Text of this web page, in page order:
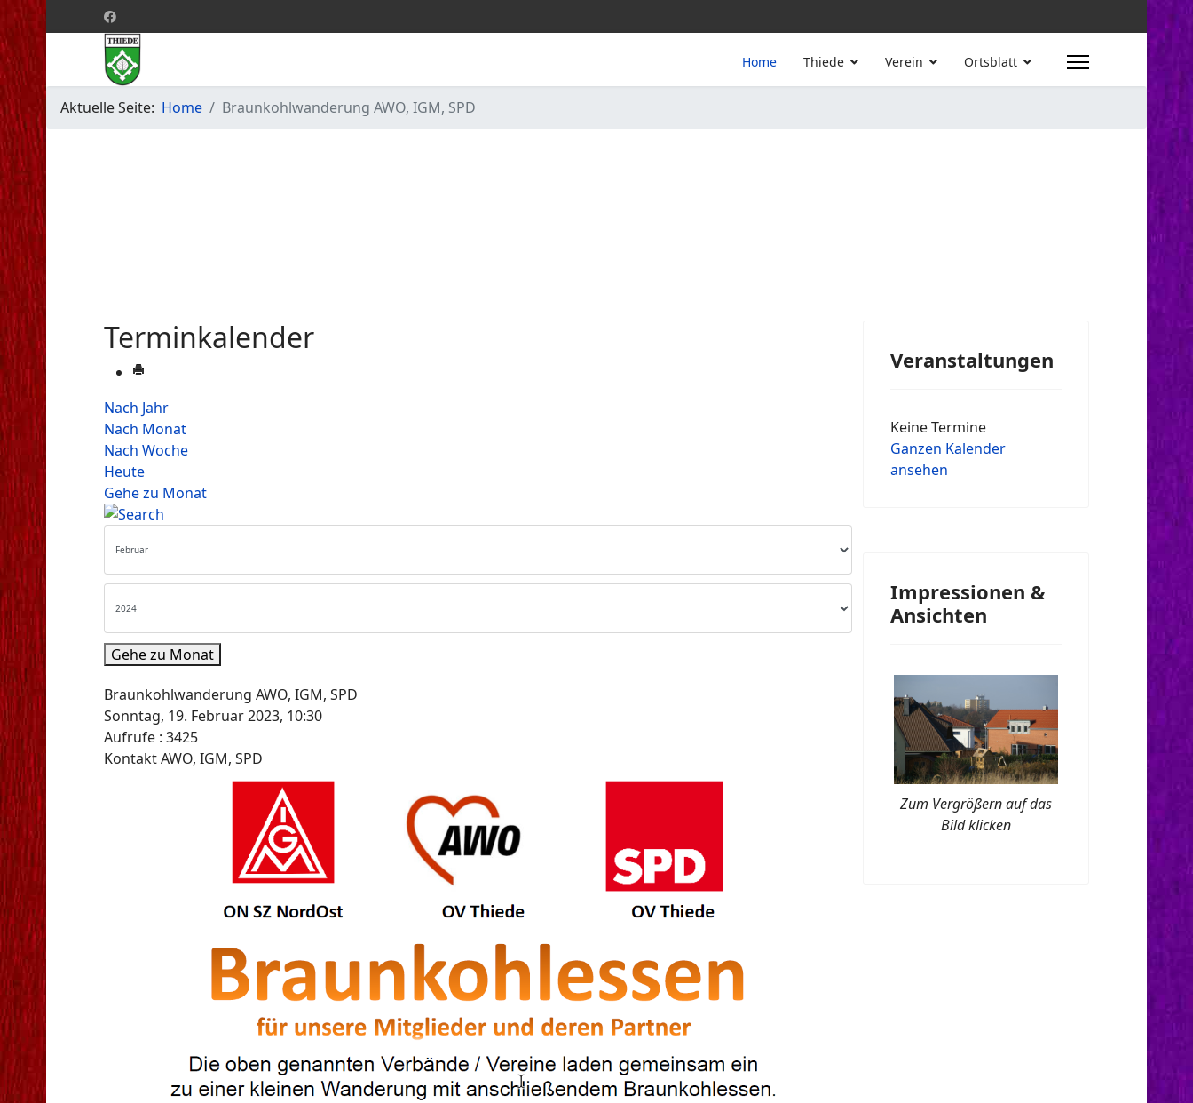
Home Thiede Verein Ortsblatt
Aktuelle Seite: Home Braunkohlwanderung AWO, IGM, SPD
Terminkalender
Nach Jahr
Nach Monat
Nach Woche
Heute
Gehe zu Monat
Gehe zu Monat
Braunkohlwanderung AWO, IGM, SPD
Sonntag, 19. Februar 2023, 10:30
Aufrufe : 3425
KontaktAWO, IGM, SPD
Veranstaltungen
Keine Termine
Ganzen Kalender
ansehen
Impressionen &
Ansichten
Zum Vergrößern auf das
Bild klicken